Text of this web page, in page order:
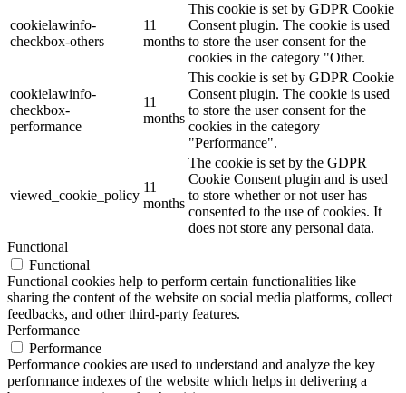
cookielawinfo-
checkbox-others
11
months
This cookie is set by GDPR Cookie
Consent plugin. The cookie is used
to store the user consent for the
cookies in the category "Other.
cookielawinfo-
checkbox-
performance
11
months
This cookie is set by GDPR Cookie
Consent plugin. The cookie is used
to store the user consent for the
cookies in the category
"Performance".
viewed_cookie_policy
11
months
The cookie is set by the GDPR
Cookie Consent plugin and is used
to store whether or not user has
consented to the use of cookies. It
does not store any personal data.
Functional
Functional
Functional cookies help to perform certain functionalities like
sharing the content of the website on social media platforms, collect
feedbacks, and other third-party features.
Performance
Performance
Performance cookies are used to understand and analyze the key
performance indexes of the website which helps in delivering a